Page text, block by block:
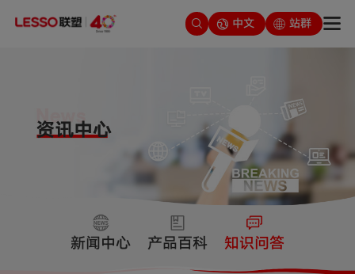
中文 站群
新闻中心 产品百科 知识问答